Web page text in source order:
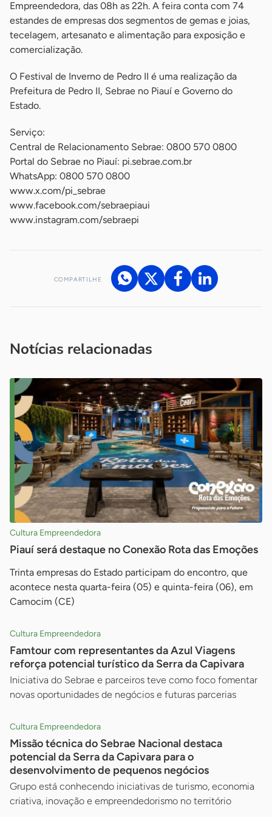
Empreendedora, das 08h as 22h. A feira conta com 74
estandes de empresas dos segmentos de gemas e joias,
tecelagem, artesanato e alimentação para exposição e
comercialização.
O Festival de Inverno de Pedro II é uma realização da
Prefeitura de Pedro II, Sebrae no Piauí e Governo do
Estado.
Serviço:
Central de Relacionamento Sebrae: 0800 570 0800
Portal do Sebrae no Piauí: pi.sebrae.com.br
WhatsApp: 0800 570 0800
www.x.com/pi_sebrae
www.facebook.com/sebraepiaui
www.instagram.com/sebraepi
COMPARTILHE
Notícias relacionadas
Cultura Empreendedora
Piauí será destaque no Conexão Rota das Emoções
Trinta empresas do Estado participam do encontro, que
acontece nesta quarta-feira (05) e quinta-feira (06), em
Camocim (CE)
Cultura Empreendedora
Famtour com representantes da Azul Viagens
reforça potencial turístico da Serra da Capivara
Iniciativa do Sebrae e parceiros teve como foco fomentar
novas oportunidades de negócios e futuras parcerias
Cultura Empreendedora
Missão técnica do Sebrae Nacional destaca
potencial da Serra da Capivara para o
desenvolvimento de pequenos negócios
Grupo está conhecendo iniciativas de turismo, economia
criativa, inovação e empreendedorismo no território